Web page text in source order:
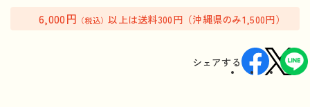
6,000円 （税込）以上は送料300円（沖縄県のみ1,500円）
シェアする